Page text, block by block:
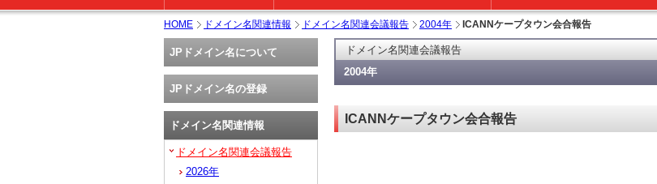
HOME ドメイン名関連情報 ドメイン名関連会議報告 2004年 ICANNケープタウン会合報告
ドメイン名関連会議報告
2004年
ICANNケープタウン会合報告
JPドメイン名について
JPドメイン名の登録
ドメイン名関連情報
ドメイン名関連会議報告
2026年